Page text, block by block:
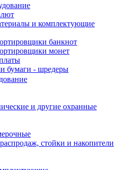
и комплектующие
банкнот
монет
бумаги - шредеры
и другие охранные
стойки и накопители